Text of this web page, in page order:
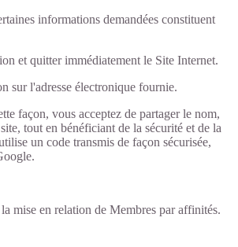
informations demandées constituent
et quitter immédiatement le Site Internet.
sur l'adresse électronique fournie.
façon, vous acceptez de partager le nom,
tout en bénéficiant de la sécurité et de la
un code transmis de façon sécurisée,
mise en relation de Membres par affinités.